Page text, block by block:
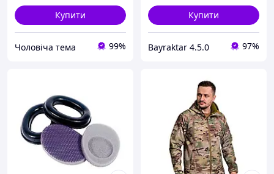
Купити
Чоловіча тема 99%
Купити
Bayraktar 4.5.0 97%